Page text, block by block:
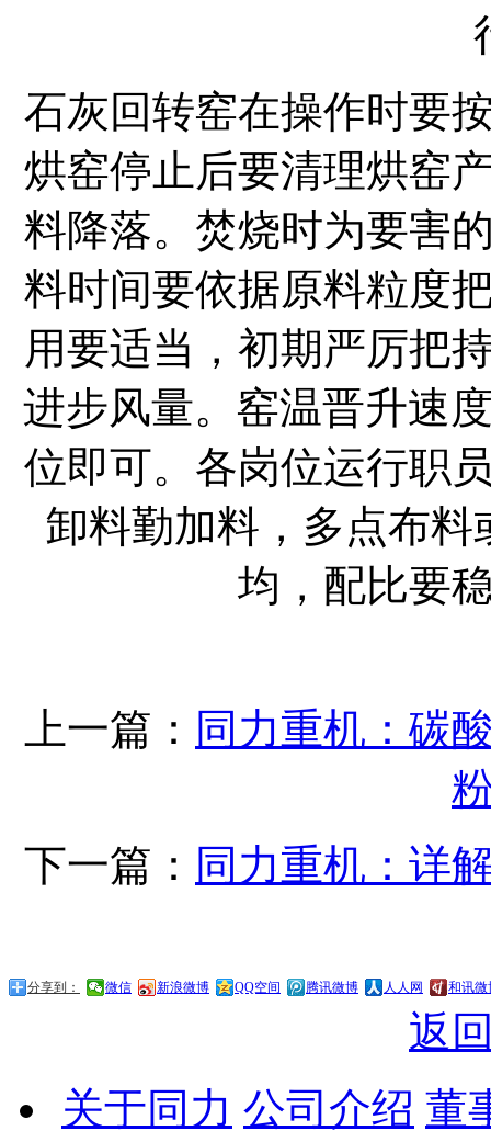
石灰回转窑在操作时要
烘窑停止后要清理烘窑
料降落。焚烧时为要害
料时间要依据原料粒度
用要适当，初期严厉把
进步风量。窑温晋升速
位即可。各岗位运行职
卸料勤加料，多点布
均，配比要
上一篇： 同力重机：碳
下一篇： 同力重机：详
分享到： 微信 新浪微博 QQ空间 腾讯微博 人人网 和讯微
返
关于同力 公司介绍 董